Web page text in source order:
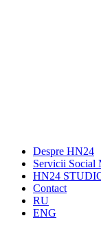
Despre HN24
Servicii Social
HN24
Contact
RU
ENG